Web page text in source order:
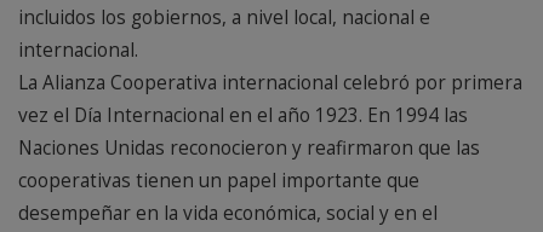
incluidos los gobiernos, a nivel local, nacional e
internacional.
La Alianza Cooperativa internacional celebró por primera
vez el Día Internacional en el año 1923. En 1994 las
Naciones Unidas reconocieron y reafirmaron que las
cooperativas tienen un papel importante que
desempeñar en la vida económica, social y en el